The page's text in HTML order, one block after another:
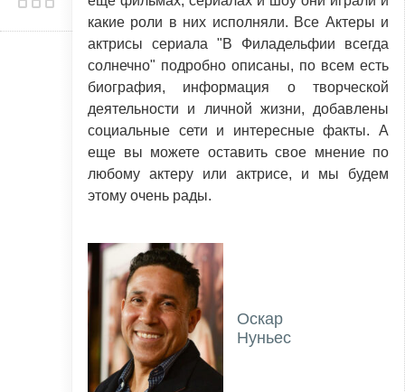
какие роли в них исполняли. Все Актеры и
актрисы сериала "В Филадельфии всегда
солнечно" подробно описаны, по всем есть
биография, информация о творческой
деятельности и личной жизни, добавлены
социальные сети и интересные факты. А
еще вы можете оставить свое мнение по
любому актеру или актрисе, и мы будем
этому очень рады.
Оскар
Нуньес